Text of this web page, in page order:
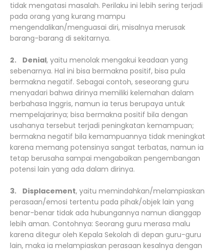
tidak mengatasi masalah. Perilaku ini lebih sering terjadi
pada orang yang kurang mampu
mengendalikan/menguasai diri, misalnya merusak
barang-barang di sekitarnya.
2. Denial, yaitu menolak mengakui keadaan yang
sebenarnya. Hal ini bisa bermakna positif, bisa pula
bermakna negatif. Sebagai contoh, seseorang guru
menyadari bahwa dirinya memiliki kelemahan dalam
berbahasa Inggris, namun ia terus berupaya untuk
mempelajarinya; bisa bermakna positif bila dengan
usahanya tersebut terjadi peningkatan kemampuan;
bermakna negatif bila kemampuannya tidak meningkat
karena memang potensinya sangat terbatas, namun ia
tetap berusaha sampai mengabaikan pengembangan
potensi lain yang ada dalam dirinya.
3. Displacement, yaitu memindahkan/melampiaskan
perasaan/emosi tertentu pada pihak/objek lain yang
benar-benar tidak ada hubungannya namun dianggap
lebih aman. Contohnya: Seorang guru merasa malu
karena ditegur oleh Kepala Sekolah di depan guru-guru
lain, maka ia melampiaskan perasaan kesalnya dengan